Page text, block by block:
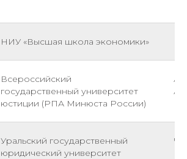
НИУ «Высшая школа экономики»
Всероссийский
государственный университет
юстиции (РПА Минюста России)
Уральский государственный
юридический университет